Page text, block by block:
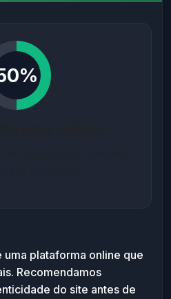
plataforma online que
Recomendamos
do site antes de